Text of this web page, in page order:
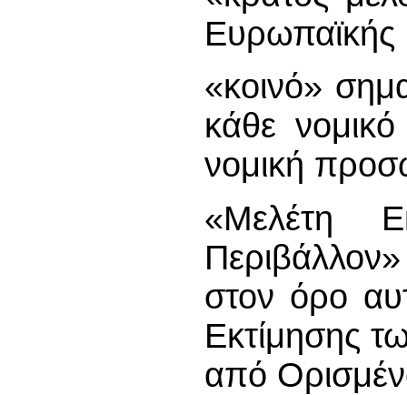
Ευρωπαϊκής
«κοινό»
κάθε
νομική
«Μελέτη
στον όρο
Εκτίμησης
από